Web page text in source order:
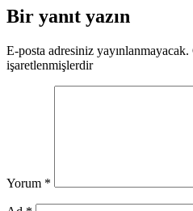
Bir yanıt yazın
E-posta adresiniz yayınlanmayacak.
işaretlenmişlerdir
Yorum *